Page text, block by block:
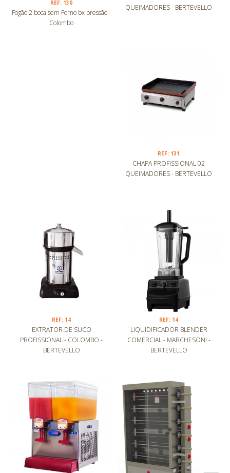
REF: 130
Fogão 2 boca sem Forno bx pressão -
Colombo
QUEIMADORES - BERTEVELLO
REF: 131
CHAPA PROFISSIONAL 02
QUEIMADORES - BERTEVELLO
REF: 14
EXTRATOR DE SUCO
PROFISSIONAL - COLOMBO -
BERTEVELLO
REF: 14
LIQUIDIFICADOR BLENDER
COMERCIAL - MARCHESONI -
BERTEVELLO